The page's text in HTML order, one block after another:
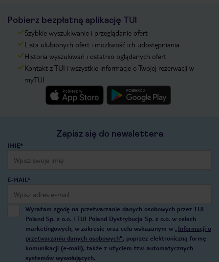
Pobierz bezpłatną aplikację TUI
Szybkie wyszukiwanie i przeglądanie ofert
Lista ulubionych ofert i możliwość ich udostępniania
Historia wyszukiwań i ostatnio oglądanych ofert
Kontakt z TUI i wszystkie informacje o Twojej rezerwacji w
myTUI
Zapisz się do newslettera
IMIĘ*
E-MAIL*
Wyrażam zgodę na przetwarzanie danych osobowych przez TUI
Poland Sp. z o.o. i TUI Poland Dystrybucja Sp. z o.o. w celach
marketingowych, w zakresie oraz celu wskazanym w „Informacji o
przetwarzaniu danych osobowych”, poprzez elektroniczną formę
komunikacji (e-mail), także z użyciem tzw. automatycznych
systemów wywołujących.